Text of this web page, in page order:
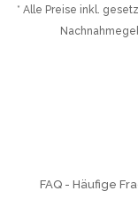
* Alle Preise inkl.
FAQ - Häufige